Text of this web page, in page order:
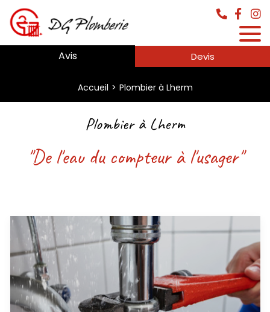
Avis Devis
Accueil Plombier à Lherm
Plombier à Lherm
"De l'eau du compteur à l'usager"